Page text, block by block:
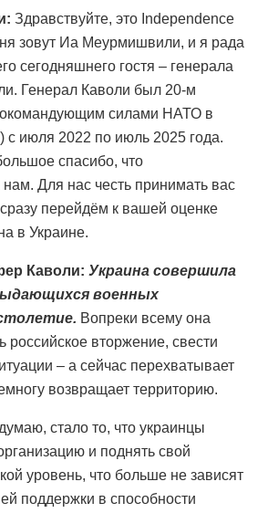
Здравствуйте, это Independence
зовут Иа Меурмишвили, и я рада
сегодняшнего гостя – генерала
Генерал Каволи был 20-м
силами НАТО в
с июля 2022 по июль 2025 года.
спасибо, что
нам. Для нас честь принимать вас
перейдём к вашей оценке
в Украине.
Каволи: Украина совершила
военных
Вопреки всему она
российское вторжение, свести
– а сейчас перехватывает
возвращает территорию.
стало то, что украинцы
и поднять свой
уровень, что больше не зависят
поддержки в способности